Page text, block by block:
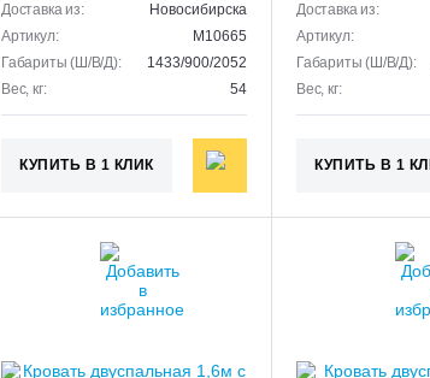
Доставка из:
Новосибирска
Артикул:
M10665
Габариты (Ш/В/Д):
1433/900/2052
Вес, кг:
54
КУПИТЬ В 1 КЛИК
Доставка из:
Артикул:
Габариты (Ш/В/Д):
Вес, кг:
КУПИТЬ В 1